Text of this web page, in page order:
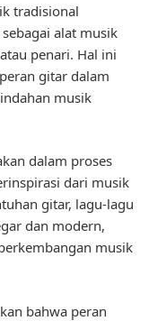
tradisional
alat musik
penari. Hal ini
gitar dalam
musik
dalam proses
dari musik
gitar, lagu-lagu
dan modern,
musik
bahwa peran